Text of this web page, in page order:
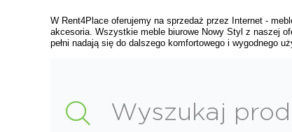
W Rent4Place oferujemy na sprzedaż przez Internet -
akcesoria. Wszystkie meble biurowe Nowy Styl z naszej
pełni nadają się do dalszego komfortowego i wygodnego
Wyszukaj